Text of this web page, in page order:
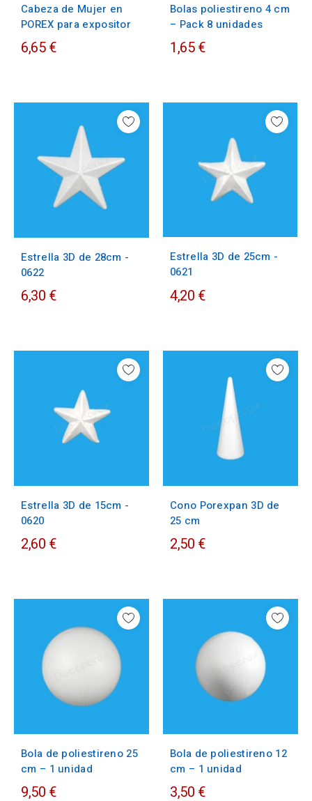
Cabeza de Mujer en
POREX para expositor
6,65 €
Bolas poliestireno 4 cm
– Pack 8 unidades
1,65 €
Estrella 3D de 28cm -
0622
6,30 €
Estrella 3D de 25cm -
0621
4,20 €
Estrella 3D de 15cm -
0620
2,60 €
Cono Porexpan 3D de
25 cm
2,50 €
Bola de poliestireno 25
cm – 1 unidad
9,50 €
Bola de poliestireno 12
cm – 1 unidad
3,50 €